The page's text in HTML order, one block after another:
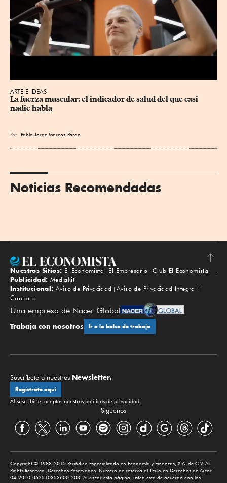
ARTE E IDEAS
La fuerza muscular: el indicador de salud del que casi
nadie habla
Por Pablo Jorge Marcos-Pardo
Noticias Recomendadas
Subir
Nuestros Sitios: El Economista El Empresario
Club El Economista
Publicidad: Mediakit
Institucional: Aviso de Privacidad
Aviso de Privacidad Integral
Contacto
Una empresa de Nacer Global
Trabaja con nosotros Ir a la bolsa de trabajo
Suscríbete a nuestros Newsletter.
Regístrate aquí
Al suscribirte, aceptas nuestras políticas de privacidad
Síguenos
Copyright © 1988-2015 Periódico Especializado en Economía y Finanzas, S.A. de C.V. All
Rights Reserved. Derechos Reservados. Número de reserva al Título en Derechos de Autor
04-2010-062510353600-203. Al visitar esta página, usted está de acuerdo con los